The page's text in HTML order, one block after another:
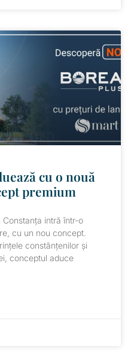
cu o nouă
premium
Constanța intră într-o
cu un nou concept.
constănțenilor și
conceptul aduce